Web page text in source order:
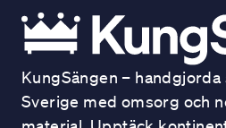
KungSängen –
Sverige med omsorg och